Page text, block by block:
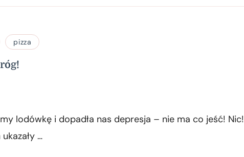
pizza
lodówkę i dopadła nas depresja – nie ma co jeść! Nic!
…